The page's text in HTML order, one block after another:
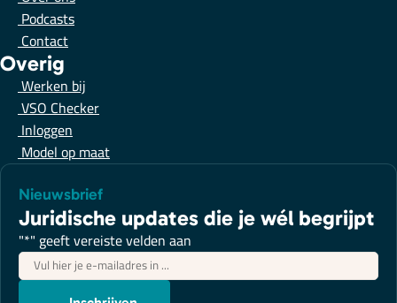
Podcasts
Contact
Overig
Werken bij
VSO Checker
Inloggen
Model op maat
Nieuwsbrief
Juridische updates die je wél begrijpt
"*" geeft vereiste velden aan
E-
mailadres*